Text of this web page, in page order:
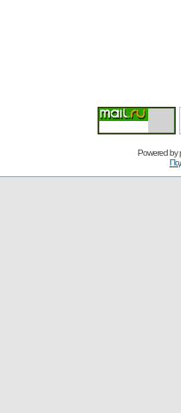
Powered by